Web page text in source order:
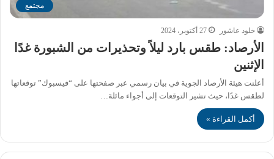
مجتمع
خلود عاشور 27 أكتوبر، 2024
الأرصاد: طقس بارد ليلاً وتحذيرات من الشبورة غدًا
الإثنين
أعلنت هيئة الأرصاد الجوية في بيان رسمي عبر صفحتها على “فيسبوك” توقعاتها
لطقس غدًا، حيث تشير التوقعات إلى أجواء مائلة…
أكمل القراءة »